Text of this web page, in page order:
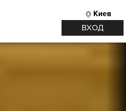
Киев
ВХОД